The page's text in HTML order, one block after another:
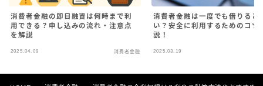
消費者金融の即日融資は何時まで利
用できる？申し込みの流れ・注意点
を解説
2025.04.09 消費者金融
消費者金融は一度でも借りると
い？安全に利用するためのコツ
説！
2025.03.19